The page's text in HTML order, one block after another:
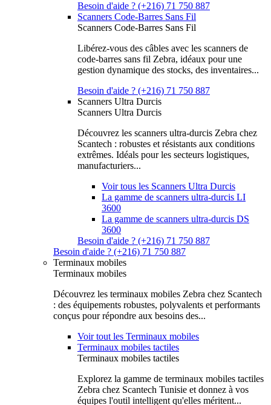
Besoin d'aide ? (+216) 71 750 887
Scanners Code-Barres Sans Fil
Scanners Code-Barres Sans Fil
Libérez-vous des câbles avec les scanners de
code-barres sans fil Zebra, idéaux pour une
gestion dynamique des stocks, des inventaires...
Besoin d'aide ? (+216) 71 750 887
Scanners Ultra Durcis
Scanners Ultra Durcis
Découvrez les scanners ultra-durcis Zebra chez
Scantech : robustes et résistants aux conditions
extrêmes. Idéals pour les secteurs logistiques,
manufacturiers...
Voir tous les Scanners Ultra Durcis
La gamme de scanners ultra-durcis LI
3600
La gamme de scanners ultra-durcis DS
3600
Besoin d'aide ? (+216) 71 750 887
Besoin d'aide ? (+216) 71 750 887
Terminaux mobiles
Terminaux mobiles
Découvrez les terminaux mobiles Zebra chez Scantech
: des équipements robustes, polyvalents et performants
conçus pour répondre aux besoins des...
Voir tout les Terminaux mobiles
Terminaux mobiles tactiles
Terminaux mobiles tactiles
Explorez la gamme de terminaux mobiles tactiles
Zebra chez Scantech Tunisie et donnez à vos
équipes l'outil intelligent qu'elles méritent...